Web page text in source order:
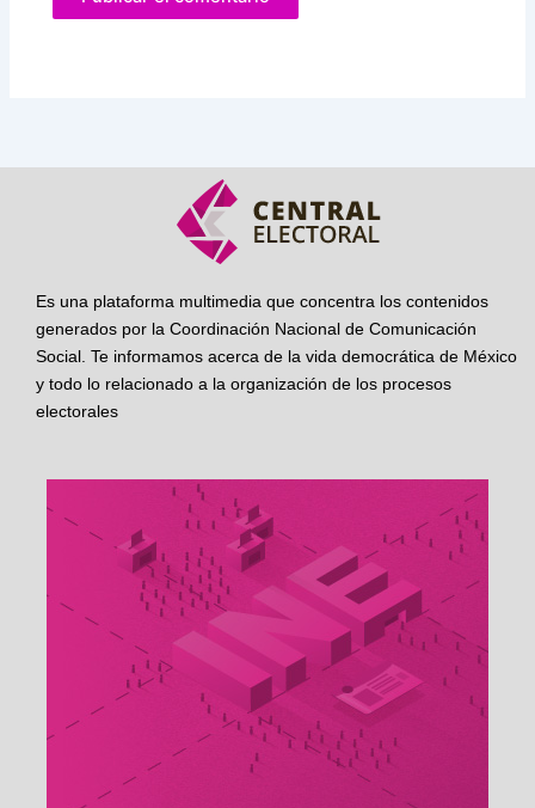
Es una plataforma multimedia que concentra los contenidos
generados por la Coordinación Nacional de Comunicación
Social. Te informamos acerca de la vida democrática de México
y todo lo relacionado a la organización de los procesos
electorales